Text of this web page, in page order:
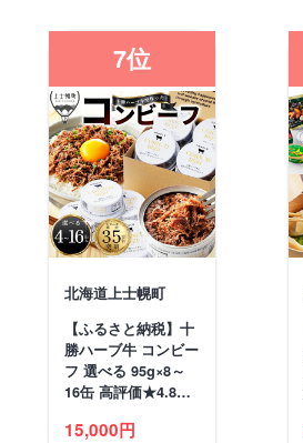
7位
北海道上士幌町
【ふるさと納税】十
勝ハーブ牛 コンビー
フ 選べる 95g×8～
16缶 高評価★4.8…
15,000円